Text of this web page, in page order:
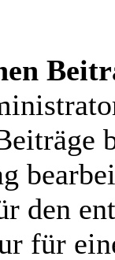
den
für